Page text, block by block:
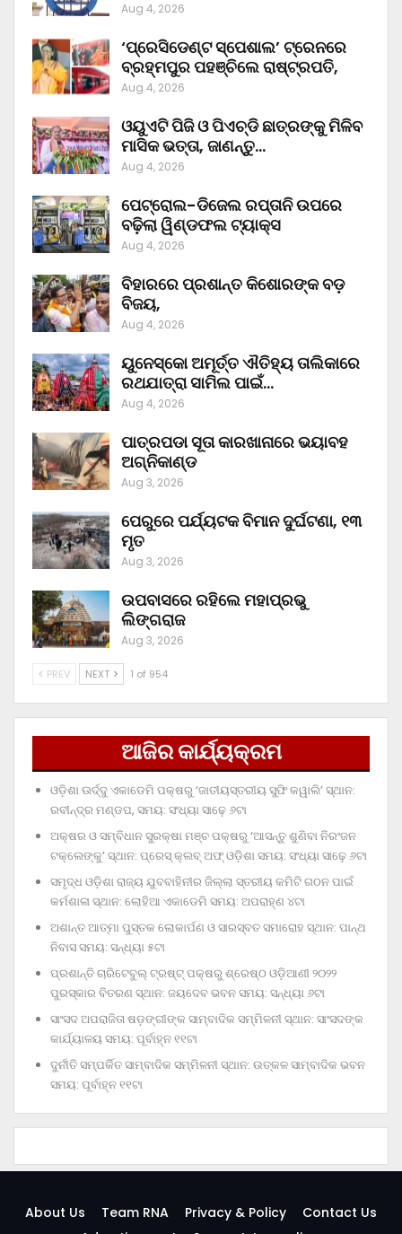
Aug 4, 2026
‘ପ୍ରେସିଡେଣ୍ଟ ସ୍ପେଶାଲ’ ଟ୍ରେନରେ
ବ୍ରହ୍ମପୁର ପହଞ୍ଚିଲେ ରାଷ୍ଟ୍ରପତି,
Aug 4, 2026
ଓୟୁଏଟି ପିଜି ଓ ପିଏଚ୍‌ଡି ଛାତ୍ରଙ୍କୁ ମିଳିବ
ମାସିକ ଭତ୍ତା, ଜାଣନ୍ତୁ…
Aug 4, 2026
ପେଟ୍ରୋଲ-ଡିଜେଲ ରପ୍ତାନି ଉପରେ
ବଢ଼ିଲା ୱିଣ୍ଡଫଲ ଟ୍ୟାକ୍ସ
Aug 4, 2026
ବିହାରରେ ପ୍ରଶାନ୍ତ କିଶୋରଙ୍କ ବଡ଼
ବିଜୟ,
Aug 4, 2026
ୟୁନେସ୍କୋ ଅମୂର୍ତ୍ତ ଐତିହ୍ୟ ତାଲିକାରେ
ରଥଯାତ୍ରା ସାମିଲ ପାଇଁ…
Aug 4, 2026
ପାତ୍ରପଡା ସୂତା କାରଖାନାରେ ଭୟାବହ
ଅଗ୍ନିକାଣ୍ଡ
Aug 3, 2026
ପେରୁରେ ପର୍ଯ୍ୟଟକ ବିମାନ ଦୁର୍ଘଟଣା, ୧୩
ମୃତ
Aug 3, 2026
ଉପବାସରେ ରହିଲେ ମହାପ୍ରଭୁ
ଲିଙ୍ଗରାଜ
Aug 3, 2026
PREV NEXT 1 of 954
ଆଜିର କାର୍ଯ୍ୟକ୍ରମ
ଓଡ଼ିଶା ଊର୍ଦ୍ଦୁ ଏକାଡେମି ପକ୍ଷରୁ ‘ଜାତୀୟସ୍ତରୀୟ ସୁଫି କୱାଲି’ ସ୍ଥାନ:
ରବୀନ୍ଦ୍ର ମଣ୍ଡପ, ସମୟ: ସଂଧ୍ୟା ସାଢ଼େ ୬ଟା
ଅକ୍ଷର ଓ ସମ୍ବିଧାନ ସୁରକ୍ଷା ମଞ୍ଚ ପକ୍ଷରୁ ‘ଆସନ୍ତୁ ଶୁଣିବା ନିରଂଜନ
ଟକ୍‌ଲେଙ୍କୁ’ ସ୍ଥାନ: ପ୍ରେସ୍‌ କ୍ଲବ୍‌ ଅଫ୍‌ ଓଡ଼ିଶା ସମୟ: ସଂଧ୍ୟା ସାଢ଼େ ୬ଟା
ସମୃଦ୍ଧ ଓଡ଼ିଶା ରାଜ୍ୟ ଯୁବବାହିନୀର ଜିଲ୍ଲା ସ୍ତରୀୟ କମିଟି ଗଠନ ପାଇଁ
କର୍ମଶାଳା ସ୍ଥାନ: ଲୋହିଆ ଏକାଡେମି ସମୟ: ଅପରାହ୍‌ଣ ୪ଟା
ଅଶାନ୍ତ ଆତ୍ମା ପୁସ୍ତକ ଲୋକାର୍ପଣ ଓ ସାରସ୍ବତ ସମାରୋହ ସ୍ଥାନ: ପାନ୍ଥ
ନିବାସ ସମୟ: ସନ୍ଧ୍ୟା ୫ଟା
ପ୍ରଶାନ୍ତି ଚାରିଟେବୁଲ୍‌ ଟ୍ରଷ୍ଟ୍‌ ପକ୍ଷରୁ ଶ୍ରେଷ୍ଠ ଓଡ଼ିଆଣୀ ୨୦୨୨
ପୁରସ୍କାର ବିତରଣ ସ୍ଥାନ: ଜୟଦେବ ଭବନ ସମୟ: ସନ୍ଧ୍ୟା ୬ଟା
ସାଂସଦ ଅପରାଜିତା ଷଡ଼ଙ୍ଗୀଙ୍କ ସାମ୍ବାଦିକ ସମ୍ମିଳନୀ ସ୍ଥାନ: ସାଂସଦଙ୍କ
କାର୍ଯ୍ୟାଳୟ ସମୟ: ପୂର୍ବାହ୍ନ ୧୧ଟା
ଦୁର୍ନୀତି ସମ୍ପର୍କିତ ସାମ୍ବାଦିକ ସମ୍ମିଳନୀ ସ୍ଥାନ: ଉତ୍କଳ ସାମ୍ବାଦିକ ଭବନ
ସମୟ: ପୂର୍ବାହ୍ନ ୧୧ଟା
About Us Team RNA Privacy & Policy
Contact Us